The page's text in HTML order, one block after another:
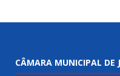
CÂMARA MUNICIPAL DE